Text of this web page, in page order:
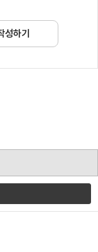
성하기